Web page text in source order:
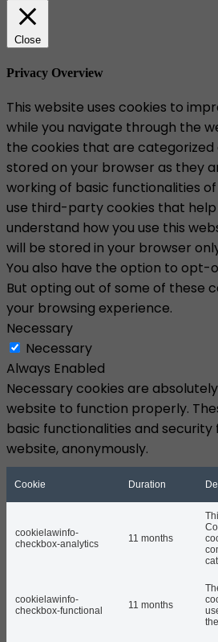
Close
Privacy Overview
This website uses cookies to
while you navigate through the
the cookies that are categorized
stored on your browser as they
working of basic functionalities
use third-party cookies that help
understand how you use this
will be stored in your browser
You also have the option to opt-
But opting out of some of these
your browsing experience.
Necessary
Necessary
Always Enabled
Necessary cookies are
website to function properly.
basic functionalities and
website, anonymously.
Cookie Duration
cookielawinfo-
checkbox-analytics
11 months
cookielawinfo-
checkbox-functional
11 months